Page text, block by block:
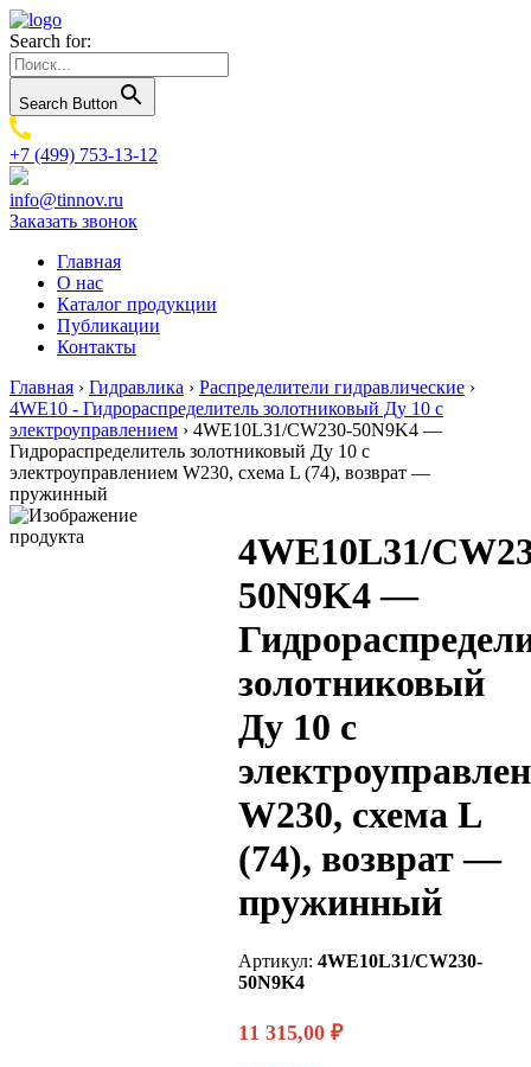
Search for:
Search Button
+7 (499) 753-13-12
info@tinnov.ru
Заказать звонок
Главная
О нас
Каталог продукции
Публикации
Контакты
Главная › Гидравлика › Распределители гидравлические ›
4WE10 - Гидрораспределитель золотниковый Ду 10 с
электроуправлением › 4WE10L31/CW230-50N9K4 —
Гидрораспределитель золотниковый Ду 10 с
электроуправлением W230, схема L (74), возврат —
пружинный
4WE10L31/
50N9K4 —
золотниковый
Ду 10 с
W230, схема L
(74), возврат —
пружинный
Артикул: 4WE10L31/CW230-
50N9K4
11 315,00 ₽